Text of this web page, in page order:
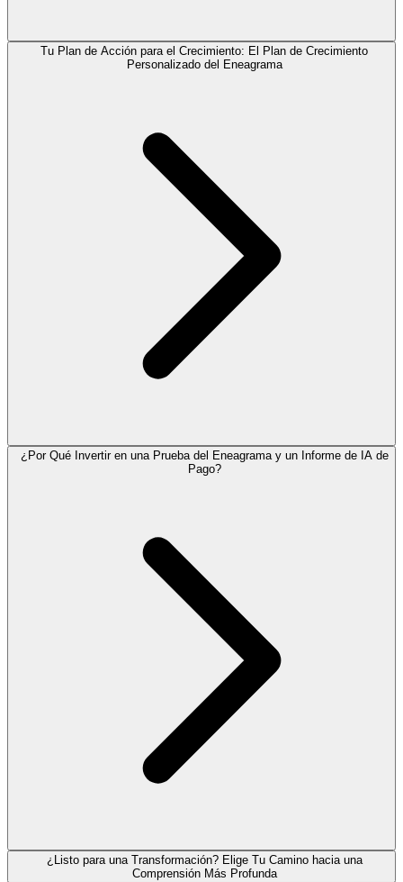
Tu Plan de Acción para el Crecimiento: El Plan de Crecimiento
Personalizado del Eneagrama
¿Por Qué Invertir en una Prueba del Eneagrama y un Informe de IA de
Pago?
¿Listo para una Transformación? Elige Tu Camino hacia una
Comprensión Más Profunda